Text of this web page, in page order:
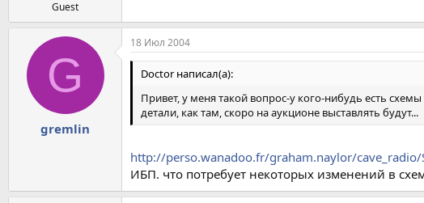
а
Guest
G
gremlin
18 Июл 2004
Doctor написал(а):
Привет, у меня такой вопрос-у кого-нибудь есть
детали, как там, скоро на аукционе выставлять будут...
http://perso.wanadoo.fr/graham.naylor/cave_radio/
ИБП. что потребует некоторых изменений в